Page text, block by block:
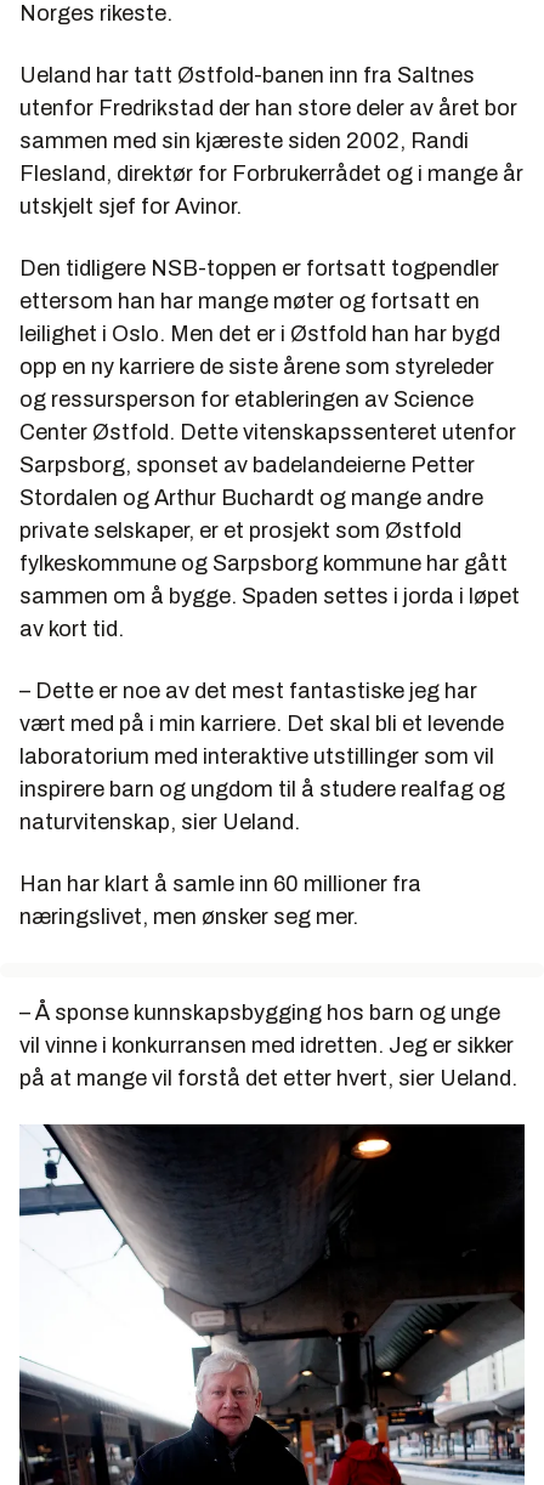
Norges rikeste.
Ueland har tatt Østfold-banen inn fra Saltnes
utenfor Fredrikstad der han store deler av året bor
sammen med sin kjæreste siden 2002, Randi
Flesland, direktør for Forbrukerrådet og i mange år
utskjelt sjef for Avinor.
Den tidligere NSB-toppen er fortsatt togpendler
ettersom han har mange møter og fortsatt en
leilighet i Oslo. Men det er i Østfold han har bygd
opp en ny karriere de siste årene som styreleder
og ressursperson for etableringen av Science
Center Østfold. Dette vitenskapssenteret utenfor
Sarpsborg, sponset av badelandeierne Petter
Stordalen og Arthur Buchardt og mange andre
private selskaper, er et prosjekt som Østfold
fylkeskommune og Sarpsborg kommune har gått
sammen om å bygge. Spaden settes i jorda i løpet
av kort tid.
– Dette er noe av det mest fantastiske jeg har
vært med på i min karriere. Det skal bli et levende
laboratorium med interaktive utstillinger som vil
inspirere barn og ungdom til å studere realfag og
naturvitenskap, sier Ueland.
Han har klart å samle inn 60 millioner fra
næringslivet, men ønsker seg mer.
– Å sponse kunnskapsbygging hos barn og unge
vil vinne i konkurransen med idretten. Jeg er sikker
på at mange vil forstå det etter hvert, sier Ueland.